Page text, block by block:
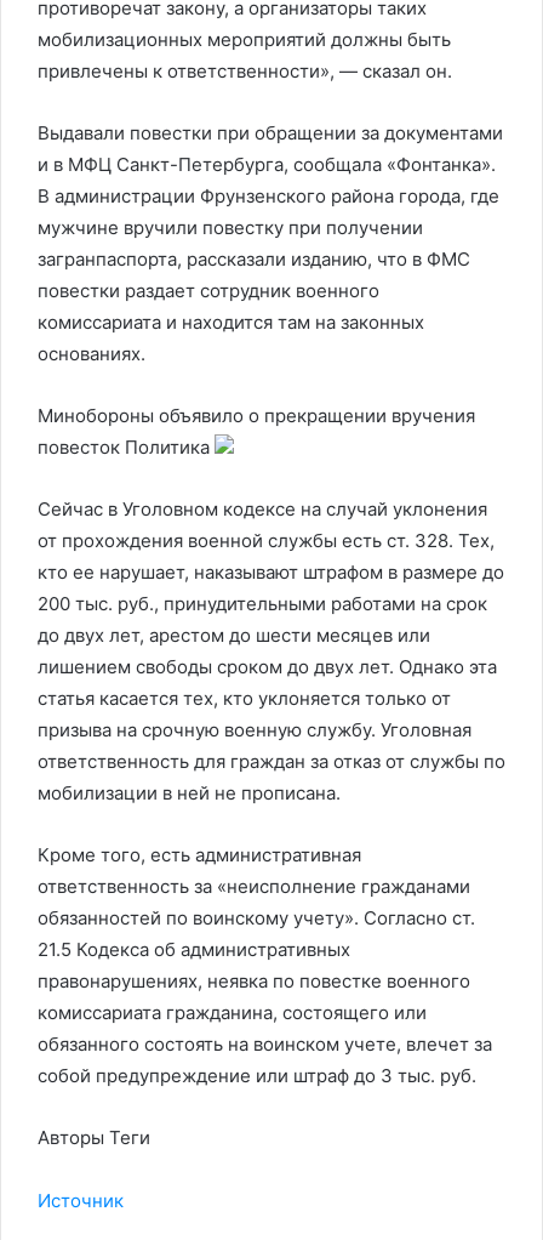
противоречат закону, а организаторы таких
мобилизационных мероприятий должны быть
привлечены к ответственности», — сказал он.
Выдавали повестки при обращении за документами
и в МФЦ Санкт-Петербурга, сообщала «Фонтанка».
В администрации Фрунзенского района города, где
мужчине вручили повестку при получении
загранпаспорта, рассказали изданию, что в ФМС
повестки раздает сотрудник военного
комиссариата и находится там на законных
основаниях.
Минобороны объявило о прекращении вручения
повесток Политика
Сейчас в Уголовном кодексе на случай уклонения
от прохождения военной службы есть ст. 328. Тех,
кто ее нарушает, наказывают штрафом в размере до
200 тыс. руб., принудительными работами на срок
до двух лет, арестом до шести месяцев или
лишением свободы сроком до двух лет. Однако эта
статья касается тех, кто уклоняется только от
призыва на срочную военную службу. Уголовная
ответственность для граждан за отказ от службы по
мобилизации в ней не прописана.
Кроме того, есть административная
ответственность за «неисполнение гражданами
обязанностей по воинскому учету». Согласно ст.
21.5 Кодекса об административных
правонарушениях, неявка по повестке военного
комиссариата гражданина, состоящего или
обязанного состоять на воинском учете, влечет за
собой предупреждение или штраф до 3 тыс. руб.
Авторы Теги
Источник